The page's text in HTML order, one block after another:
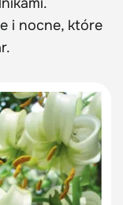
i nocne, które